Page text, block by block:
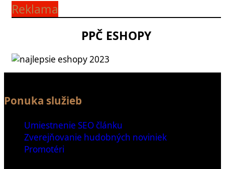
Reklama
PPČ ESHOPY
Ponuka služieb
Umiestnenie SEO článku
Zverejňovanie hudobných noviniek
Promotéri